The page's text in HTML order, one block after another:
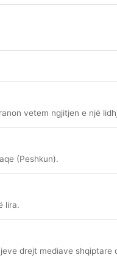
vetem ngjitjen e një
(Peshkun).
lira.
drejt mediave